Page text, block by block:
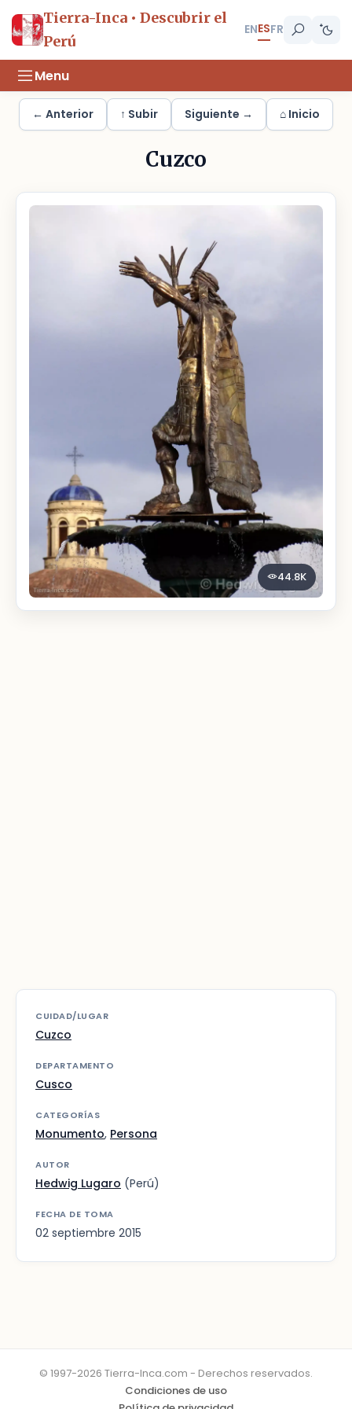
Tierra-Inca • Descubrir el
Perú
ENESFR
Menu
← Anterior ↑ Subir Siguiente → ⌂ Inicio
Cuzco
44.8K
CUIDAD/LUGAR
Cuzco
DEPARTAMENTO
Cusco
CATEGORÍAS
Monumento, Persona
AUTOR
Hedwig Lugaro (Perú)
FECHA DE TOMA
02 septiembre 2015
© 1997-2026 Tierra-Inca.com - Derechos reservados.
Condiciones de uso